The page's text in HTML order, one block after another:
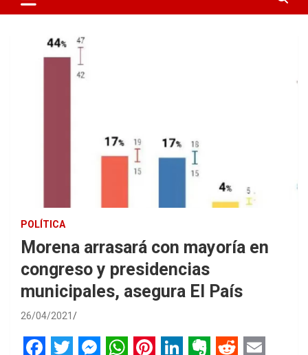
POLÍTICA
Morena arrasará con mayoría en
congreso y presidencias
municipales, asegura El País
26/04/2021